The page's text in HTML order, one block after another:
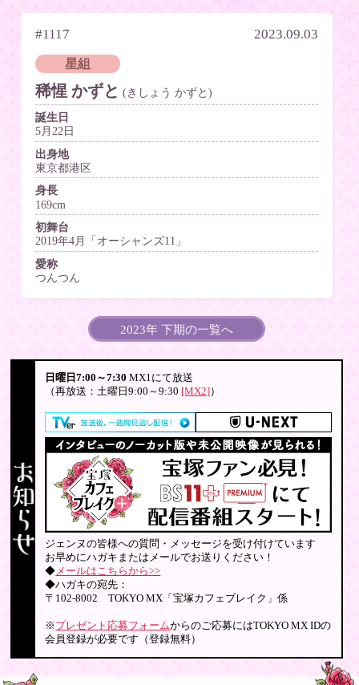
#1117 2023.09.03
星組
稀惺 かずと (きしょう かずと)
誕生日
5月22日
出身地
東京都港区
身長
169cm
初舞台
2019年4月「オーシャンズ11」
愛称
つんつん
2023年 下期の一覧へ
日曜日7:00～7:30 MX1にて放送
（再放送：土曜日9:00～9:30 [MX2]）
ジェンヌの皆様への質問・メッセージを受け付けています
お早めにハガキまたはメールでお送りください！
◆メールはこちらから>>
◆ハガキの宛先：
〒102-8002 TOKYO MX「宝塚カフェブレイク」係
※ プレゼント応募フォームからのご応募にはTOKYO MX IDの
会員登録が必要です（登録無料）